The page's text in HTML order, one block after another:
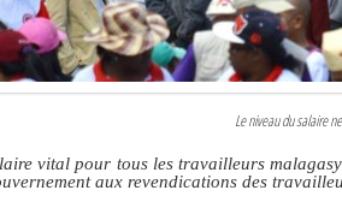
Le niveau du salaire
vital pour tous les travailleurs
aux revendications des